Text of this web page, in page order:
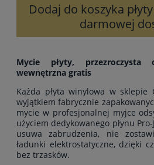
Dodaj do koszyka
darmowej
Mycie płyty, przezroczysta
wewnętrzna gratis
Każda płyta winylowa w sklepie
wyjątkiem fabrycznie
mycie w profesjonalnej myjce
użyciem dedykowanego płynu
usuwa zabrudzenia, nie
ładunki elektrostatyczne, dzięki
bez trzasków.